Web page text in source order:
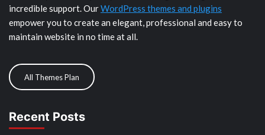
incredible support. OurWordPress themes and plugins
empower you to create an elegant, professional and easy to
maintain website in no time at all.
All Themes Plan
Recent Posts